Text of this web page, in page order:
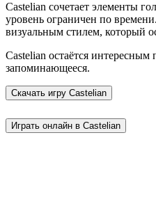
Castelian сочетает элементы
уровень ограничен по
визуальным стилем, который
Castelian остаётся
запоминающееся.
Скачать игру Castelian
Играть онлайн в Castelian